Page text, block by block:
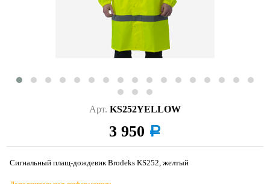
Арт. KS252YELLOW
3 950 a
Сигнальный плащ-дождевик Brodeks KS252, желтый